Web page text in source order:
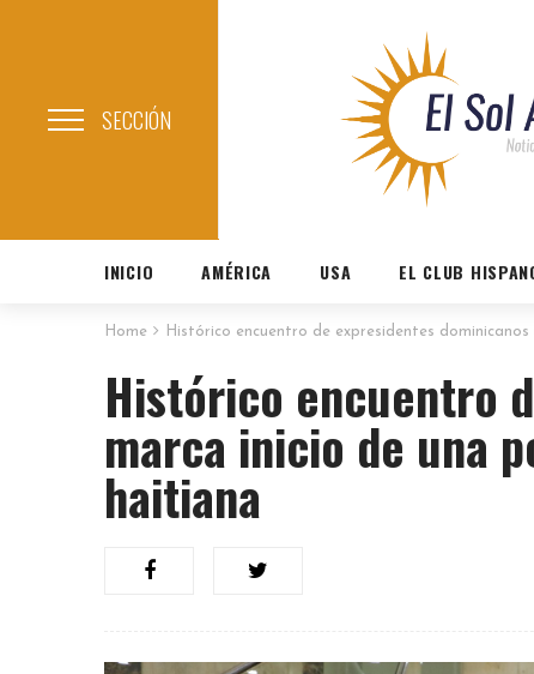
SECCIÓN
INICIO AMÉRICA USA EL CLUB
Home Histórico encuentro de expresidentes
Histórico encuentro
marca inicio de una
haitiana